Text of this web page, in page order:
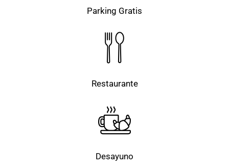
Parking Gratis
Restaurante
Desayuno